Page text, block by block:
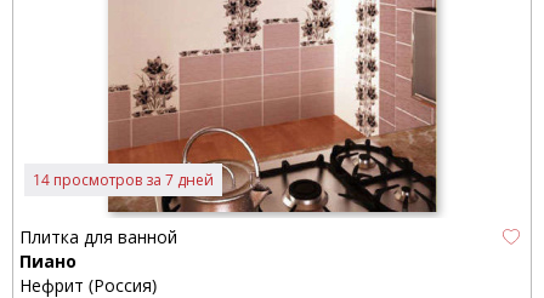
14 просмотров за 7 дней
Плитка для ванной
Пиано
Нефрит (Россия)